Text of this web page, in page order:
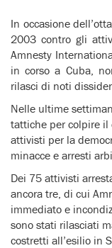
In occasione
2003 contro gli
Amnesty
in corso a Cuba,
rilasci di noti
Nelle ultime
tattiche per colpire il
attivisti per la
minacce e arresti
Dei 75 attivisti
ancora tre, di cui
immediato e
sono stati rilasciati
costretti all’esilio in